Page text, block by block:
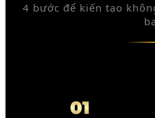
4 bước để kiến tạo
01